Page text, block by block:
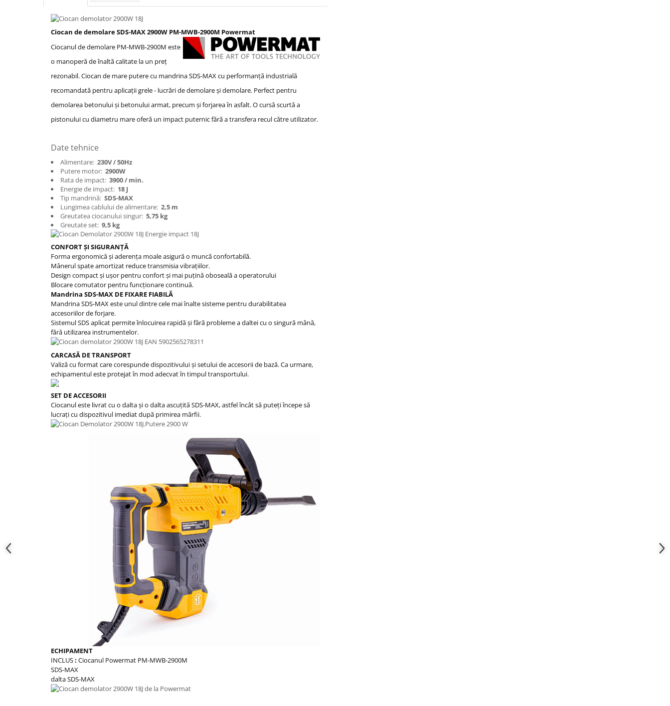
Protectia muncii
Scule Pneumatice
Suport motocicleta
Tunuri de caldura si aeroteme
Utilaje constructie
Ciocan de demolare SDS-MAX 2900W PM-MWB-2900M Powermat
Ciocanul de demolare PM-MWB-2900M este
o manoperă de înaltă calitate la un preț
rezonabil.Ciocan de mare putere cu mandrina SDS-MAX cu performanță industrială
recomandată pentru aplicații grele - lucrări de demolare și demolare. Perfect pentru
demolarea betonului și betonului armat, precum și forjarea în asfalt.O cursă scurtă a
pistonului cu diametru mare oferă un impact puternic fără a transfera recul către utilizator.
Date tehnice
Alimentare: 230V / 50Hz
Putere motor: 2900W
Rata de impact: 3900 / min.
Energie de impact: 18 J
Tip mandrină: SDS-MAX
Lungimea cablului de alimentare: 2,5 m
Greutatea ciocanului singur: 5,75 kg
Greutate set: 9,5 kg
CONFORT ȘI SIGURANȚĂ
Forma ergonomică și aderența moale asigură o muncă confortabilă.
Mânerul spate amortizat reduce transmisia vibrațiilor.
Design compact și ușor pentru confort și mai puțină oboseală a operatorului
Blocare comutator pentru funcționare continuă.
Mandrina SDS-MAX DE FIXARE FIABILĂ
Mandrina SDS-MAX este unul dintre cele mai înalte sisteme pentru durabilitatea
accesoriilor de forjare.
Sistemul SDS aplicat permite înlocuirea rapidă și fără probleme a daltei cu o singură mână,
fără utilizarea instrumentelor.
CARCASĂ DE TRANSPORT
Valiză cu format care corespunde dispozitivului și setului de accesorii de bază.Ca urmare,
echipamentul este protejat în mod adecvat în timpul transportului.
SET DE ACCESORII
Ciocanul este livrat cu o dalta și o dalta ascuțită SDS-MAX, astfel încât să puteți începe să
lucrați cu dispozitivul imediat după primirea mărfii.
ECHIPAMENT
INCLUS: Ciocanul Powermat PM-MWB-2900M
SDS-MAX
dalta SDS-MAX